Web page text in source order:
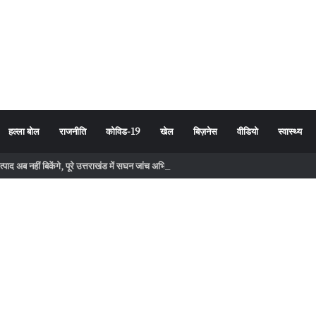
हल्ला बोल राजनीति कोविड-19 खेल बिज़नेस वीडियो स्वास्थ्य
अब नहीं बिकेंगे, पूरे उत्तराखंड में सघन जांच अभियान